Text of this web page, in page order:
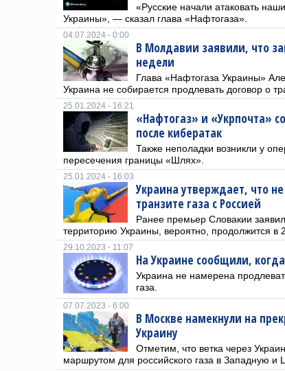
«Русские начали атаковать
Украины», — сказал глава «Нафтогаза».
04.07.2024 - 0:00
В Молдавии заявили, что
недели
Глава «Нафтогаза Украины»
Украина не собирается продлевать договор о
25.01.2024 - 16:21
«Нафтогаз» и «Укрпочта»
после кибератак
Также неполадки возникли у
пересечения границы «Шлях».
25.01.2024 - 16:03
Украина утверждает, что
транзите газа с Россией
Ранее премьер Словакии
территорию Украины, вероятно, продолжится в
29.10.2023 - 11:07
На Украине сообщили,
Украина не намерена
газа.
07.07.2023 - 6:00
В Москве намекнули на
Украину
Отметим, что ветка через
маршрутом для российского газа в Западную и